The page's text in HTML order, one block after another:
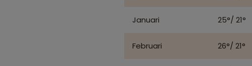
Januari 25°/ 21°
Februari 26°/ 21°